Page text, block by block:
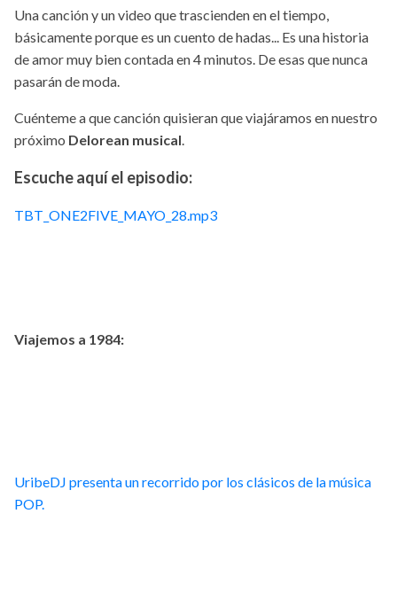
Una canción y un video que trascienden en el tiempo,
básicamente porque es un cuento de hadas... Es una historia
de amor muy bien contada en 4 minutos. De esas que nunca
pasarán de moda.
Cuénteme a que canción quisieran que viajáramos en nuestro
próximo Delorean musical.
Escuche aquí el episodio:
TBT_ONE2FIVE_MAYO_28.mp3
Viajemos a 1984:
UribeDJ presenta un recorrido por los clásicos de la música
POP.